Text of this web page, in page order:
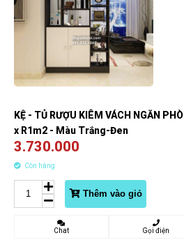
KỆ - TỦ RƯỢU KIÊM VÁCH NGĂN
x R1m2 - Màu Trắng-Đen
3.730.000
Còn hàng
Thêm vào giỏ
Chat Gọi điện